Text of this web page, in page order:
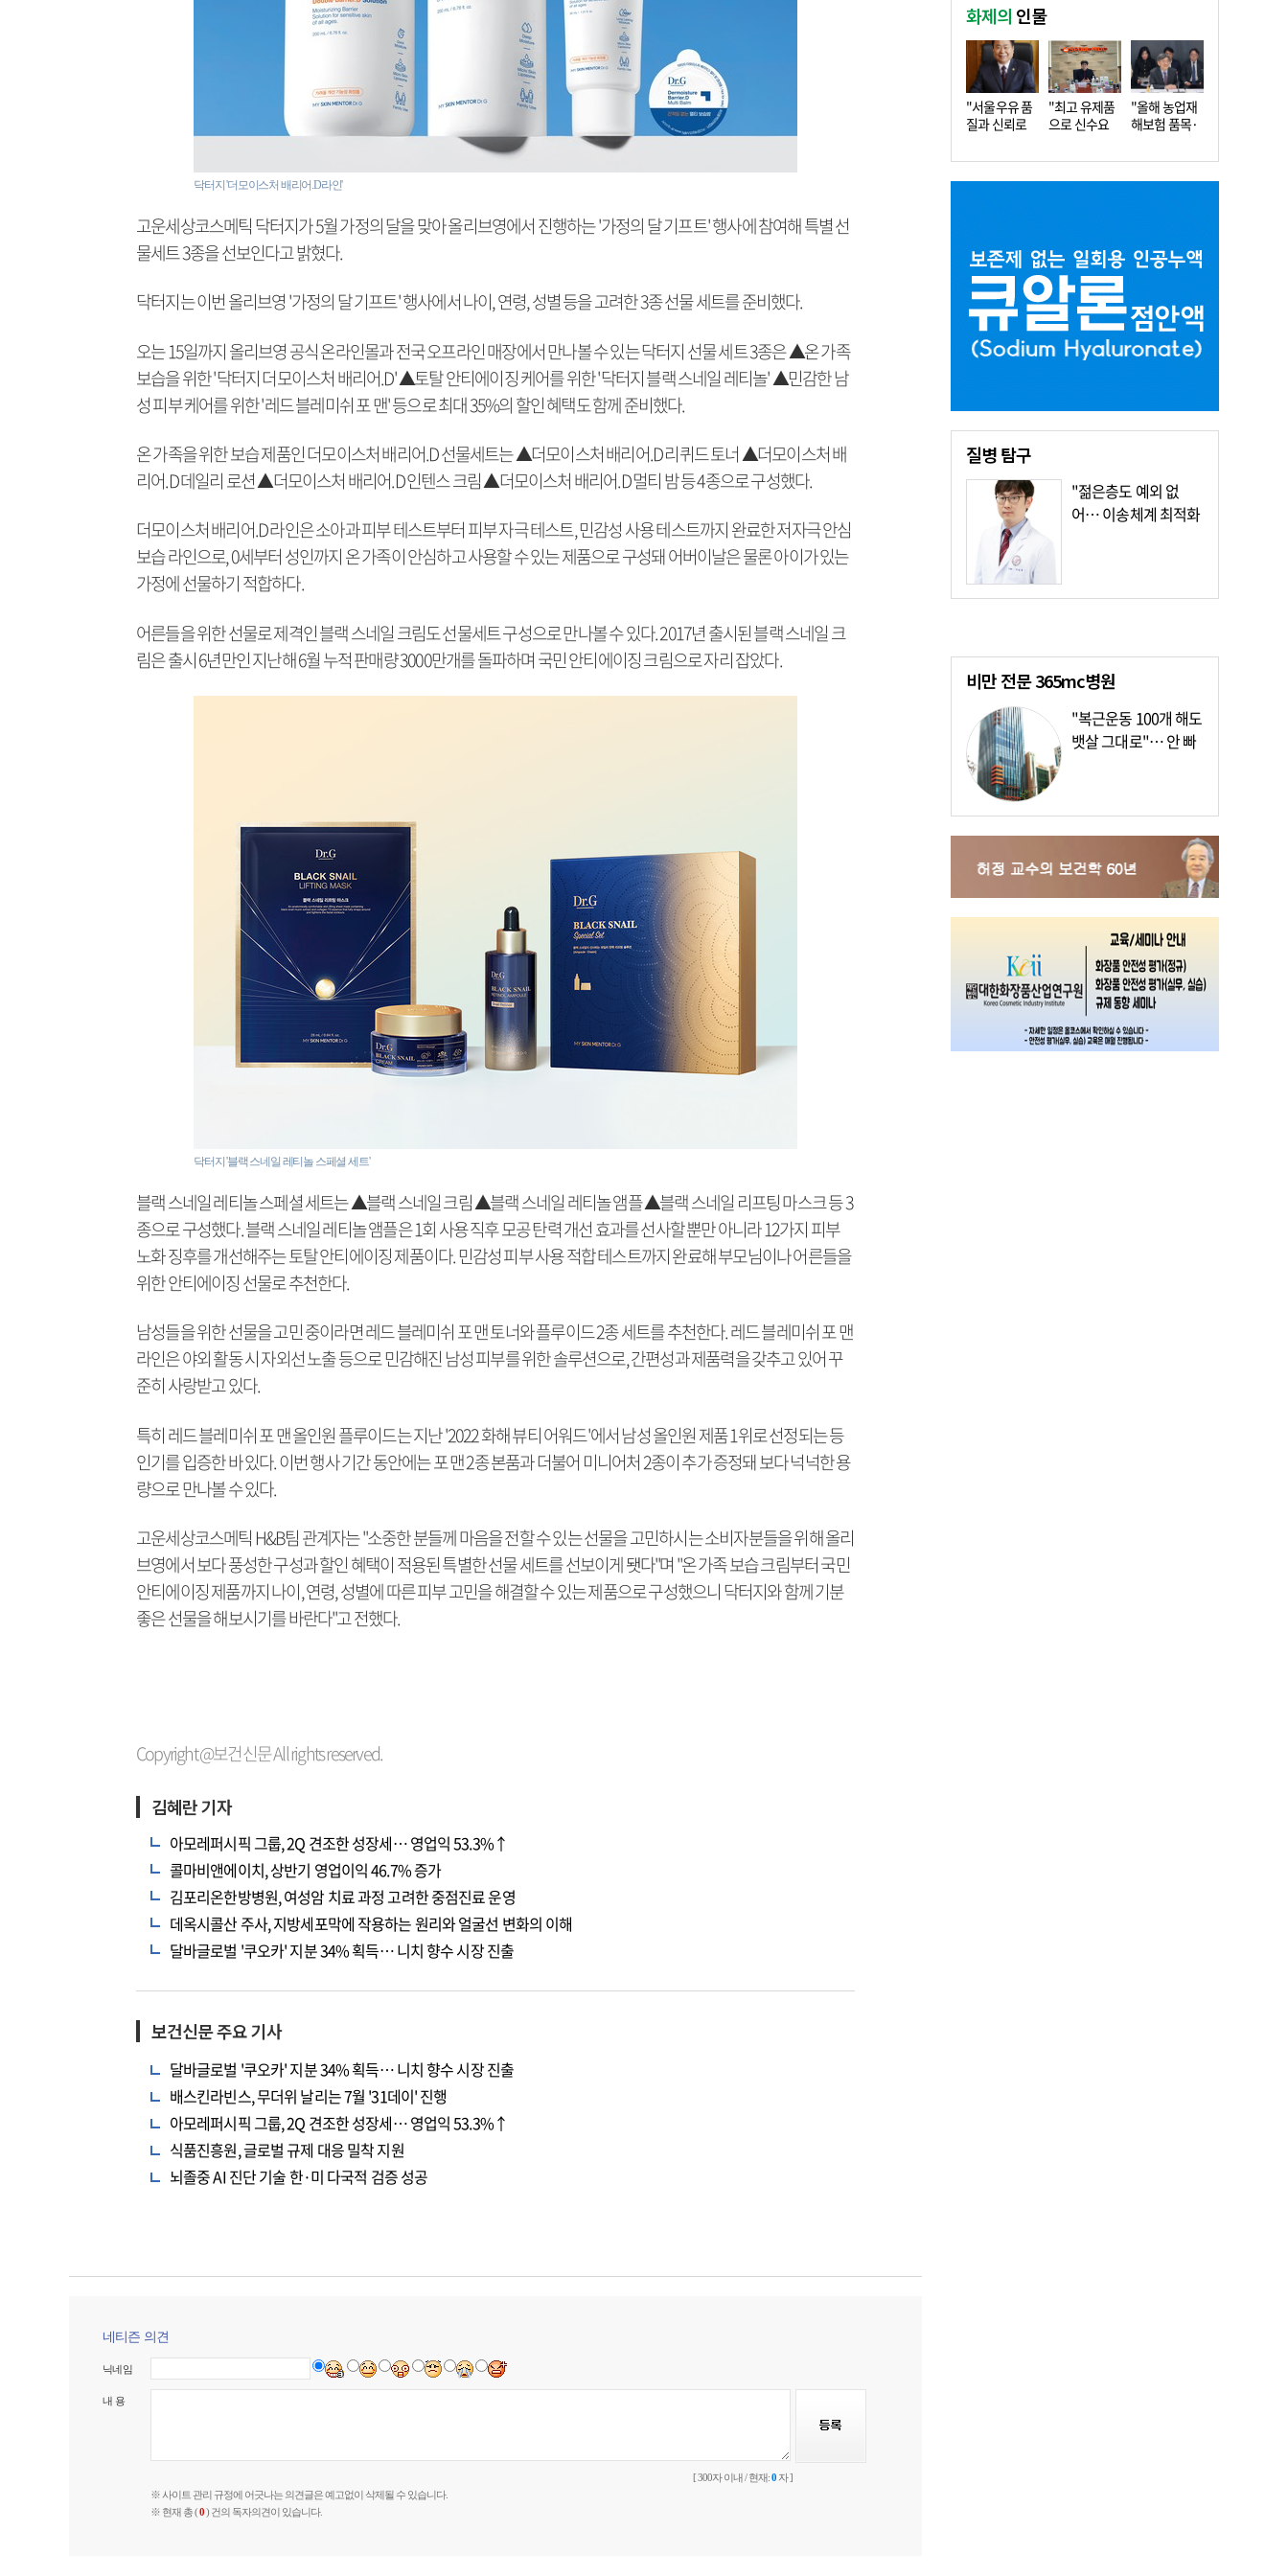
닥터지 '더모이스처 배리어.D라인'
고운세상코스메틱 닥터지가 5월 가정의 달을 맞아 올리브영에서 진행하는 '가정의 달 기프트' 행사에 참여해 특별 선
물세트 3종을 선보인다고 밝혔다.
닥터지는 이번 올리브영 '가정의 달 기프트' 행사에서 나이, 연령, 성별 등을 고려한 3종 선물 세트를 준비했다.
오는 15일까지 올리브영 공식 온라인몰과 전국 오프라인 매장에서 만나볼 수 있는 닥터지 선물 세트 3종은 ▲온 가족
보습을 위한 '닥터지 더모이스처 배리어.D' ▲토탈 안티에이징 케어를 위한 '닥터지 블랙 스네일 레티놀' ▲민감한 남
성 피부 케어를 위한 '레드 블레미쉬 포 맨' 등으로 최대 35%의 할인 혜택도 함께 준비했다.
온 가족을 위한 보습 제품인 더모이스처 배리어.D 선물세트는 ▲더모이스처 배리어.D 리퀴드 토너 ▲더모이스처 배
리어.D 데일리 로션 ▲더모이스처 배리어.D 인텐스 크림 ▲더모이스처 배리어.D 멀티 밤 등 4종으로 구성했다.
더모이스처 배리어.D 라인은 소아과 피부 테스트부터 피부 자극 테스트, 민감성 사용 테스트까지 완료한 저자극 안심
보습 라인으로, 0세부터 성인까지 온 가족이 안심하고 사용할 수 있는 제품으로 구성돼 어버이날은 물론 아이가 있는
가정에 선물하기 적합하다.
어른들을 위한 선물로 제격인 블랙 스네일 크림도 선물세트 구성으로 만나볼 수 있다. 2017년 출시된 블랙 스네일 크
림은 출시 6년만인 지난해 6월 누적 판매량 3000만개를 돌파하며 국민 안티에이징 크림으로 자리 잡았다.
닥터지 '블랙 스네일 레티놀 스페셜 세트'
블랙 스네일 레티놀 스페셜 세트는 ▲블랙 스네일 크림 ▲블랙 스네일 레티놀 앰플 ▲블랙 스네일 리프팅 마스크 등 3
종으로 구성했다. 블랙 스네일 레티놀 앰플은 1회 사용 직후 모공 탄력 개선 효과를 선사할 뿐만 아니라 12가지 피부
노화 징후를 개선해주는 토탈 안티에이징 제품이다. 민감성 피부 사용 적합 테스트까지 완료해 부모님이나 어른들을
위한 안티에이징 선물로 추천한다.
남성들을 위한 선물을 고민 중이라면 레드 블레미쉬 포 맨 토너와 플루이드 2종 세트를 추천한다. 레드 블레미쉬 포 맨
라인은 야외 활동 시 자외선 노출 등으로 민감해진 남성 피부를 위한 솔루션으로, 간편성과 제품력을 갖추고 있어 꾸
준히 사랑받고 있다.
특히 레드 블레미쉬 포 맨 올인원 플루이드는 지난 '2022 화해 뷰티 어워드'에서 남성 올인원 제품 1위로 선정되는 등
인기를 입증한 바 있다. 이번 행사 기간 동안에는 포 맨 2종 본품과 더불어 미니어처 2종이 추가 증정돼 보다 넉넉한 용
량으로 만나볼 수 있다.
고운세상코스메틱 H&B팀 관계자는 "소중한 분들께 마음을 전할 수 있는 선물을 고민하시는 소비자분들을 위해 올리
브영에서 보다 풍성한 구성과 할인 혜택이 적용된 특별한 선물 세트를 선보이게 됏다"며 "온 가족 보습 크림부터 국민
안티에이징 제품까지 나이, 연령, 성별에 따른 피부 고민을 해결할 수 있는 제품으로 구성했으니 닥터지와 함께 기분
좋은 선물을 해보시기를 바란다"고 전했다.
Copyright @보건신문 All rights reserved.
김혜란 기자
아모레퍼시픽 그룹, 2Q 견조한 성장세… 영업익 53.3%↑
콜마비앤에이치, 상반기 영업이익 46.7% 증가
김포리온한방병원, 여성암 치료 과정 고려한 중점진료 운영
데옥시콜산 주사, 지방세포막에 작용하는 원리와 얼굴선 변화의 이해
달바글로벌 '쿠오카' 지분 34% 획득… 니치 향수 시장 진출
보건신문 주요 기사
달바글로벌 '쿠오카' 지분 34% 획득… 니치 향수 시장 진출
배스킨라빈스, 무더위 날리는 7월 '31데이' 진행
아모레퍼시픽 그룹, 2Q 견조한 성장세… 영업익 53.3%↑
식품진흥원, 글로벌 규제 대응 밀착 지원
뇌졸중 AI 진단 기술 한·미 다국적 검증 성공
네티즌 의견
닉네임
내 용
[ 300자 이내 / 현재:0 자 ]
※ 사이트 관리 규정에 어긋나는 의견글은 예고없이 삭제될 수 있습니다.
※ 현재 총 (0) 건의 독자의견이 있습니다.
화제의 인물
"서울우유 품
질과 신뢰로
"최고 유제품
으로 신수요
"올해 농업재
해보험 품목·
질병탐구
"젊은층도 예외 없
어… 이송체계 최적화
비만 전문365mc병원
"복근운동 100개 해도
뱃살 그대로"… 안 빠